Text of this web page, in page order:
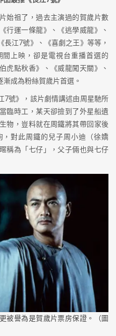
始祖了，過去主演過的賀歲片數
行運一條龍》、《逃學威龍》、
長江7號》、《喜劇之王》等等，
上映，卻是電視台重播首選的
虎點秋香》、《威龍闖天關》、
漸成為粉絲賀歲片首選。
7號》，該片劇情講述由周星馳所
臨時工，某天卻撿到了外星船遺
物，豈料就在周鐵將其帶回家後
對此周鐵的兒子周小迪（徐嬌
稱為「七仔」，父子倆也與七仔
被譽為是賀歲片票房保證。（圖